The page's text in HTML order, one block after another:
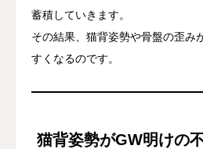
蓄積していきます。
その結果、猫背姿勢や骨盤の歪み
すくなるのです。
猫背姿勢がGW明けの